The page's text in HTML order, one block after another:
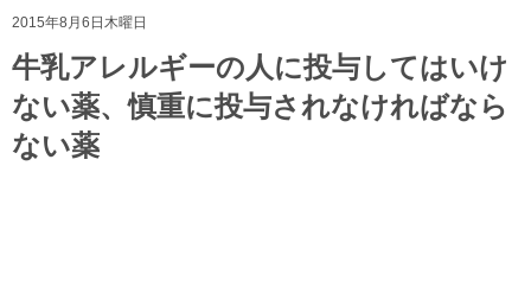
2015年8月6日木曜日
牛乳アレルギーの人に投与してはいけ
ない薬、慎重に投与されなければなら
ない薬